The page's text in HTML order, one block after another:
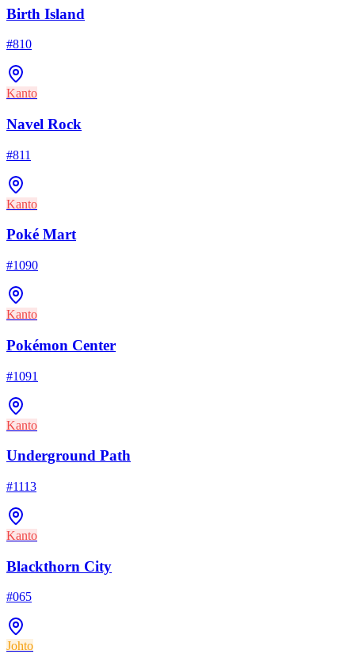
Birth Island
#810
Kanto
Navel Rock
#811
Kanto
Poké Mart
#1090
Kanto
Pokémon Center
#1091
Kanto
Underground Path
#1113
Kanto
Blackthorn City
#065
Johto